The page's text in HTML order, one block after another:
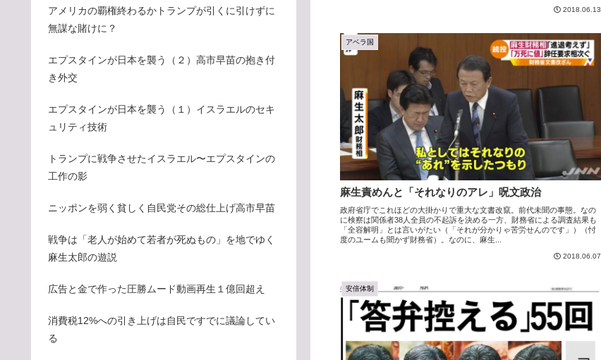
2018.06.13
アベラ国
麻生責めんと「それなりのアレ」呪文政治
政府省庁でこれほどの大掛かりで重大な文書改竄。前代未聞の事態。なの
に検察は関係者38人全員の不起訴を決める一方、財務省による調査結果も
「全容解明」とは言いがたい（「それが分かりゃ苦労せんのです」）（忖
度のユームも聞かず財務省）。なのに、麻生...
2018.06.07
安倍体制
アメリカの覇権終わるかトランプが引くに引けずに
無謀な賭けに？
エプスタインが日本を襲う（２）高市早苗の抱き付
き外交
エプスタインが日本を襲う（１）イスラエルのセキ
ュリティ技術
トランプに戦争させたイスラエル〜エプスタインの
工作の影
ニッポンを弱く貧しく自民党その総仕上げ高市早苗
戦争は「老人が始めて若者が死ぬもの」を地でゆく
麻生太郎の遊説
広告と金で作った圧勝ムード動画再生１億回超え
消費税12%への引き上げは自民ですでに議論してい
る